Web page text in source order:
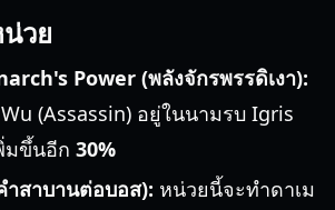
วย
Power (พลังจักรพรรดิเงา):
(Assassin) อยู่ในนามรบ Igris
มขึ้นอีก 30%
ำสาบานต่อบอส): หน่วยนี้จะทำดาเม